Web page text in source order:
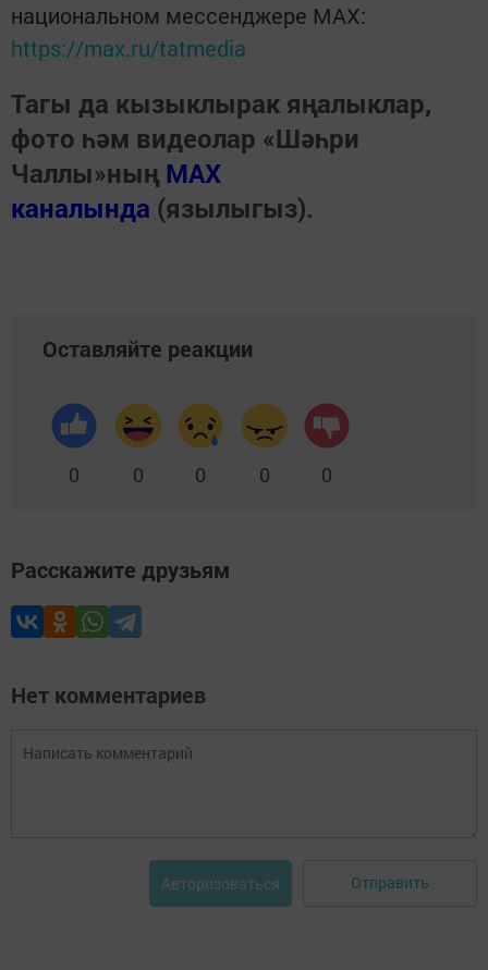
национальном мессенджере MАХ:
https://max.ru/tatmedia
Тагы да кызыклырак яңалыклар,
фото һәм видеолар «Шәһри
Чаллы»ның MAX
каналында (язылыгыз).
Оставляйте реакции
0 0 0 0 0
Расскажите друзьям
Нет комментариев
Авторизоваться Отправить